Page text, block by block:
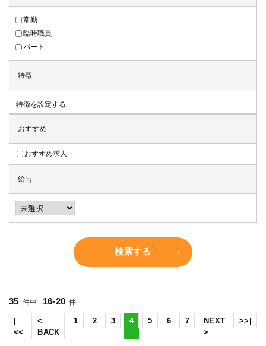
常勤
臨時職員
パート
特徴
特徴を設定する
おすすめ
おすすめ求人
給与
検索する
35 件中 16-20 件
|
<<
<
BACK
1 2 3 4 5 6 7
NEXT
>
>>|